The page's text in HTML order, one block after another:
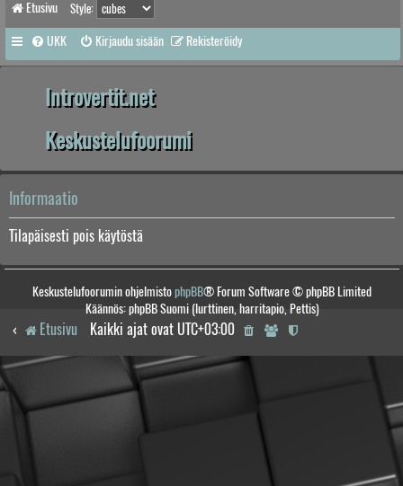
Etusivu Style:
UKK Kirjaudu sisään Rekisteröidy
Introvertit.net
Keskustelufoorumi
Informaatio
Tilapäisesti pois käytöstä
Keskustelufoorumin ohjelmistophpBB® Forum Software © phpBB Limited
Käännös: phpBB Suomi (lurttinen, harritapio, Pettis)
Etusivu Kaikki ajat ovat UTC+03:00